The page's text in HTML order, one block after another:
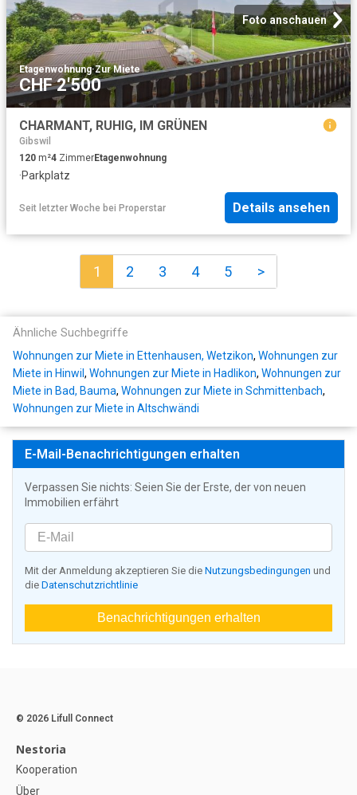
Foto anschauen
Etagenwohnung·Zur Miete
CHF 2'500
CHARMANT, RUHIG, IM GRÜNEN
Gibswil
120 m²4 ZimmerEtagenwohnung
·Parkplatz
Seit letzter Woche bei Properstar Details ansehen
1 2 3 4 5 >
Ähnliche Suchbegriffe
Wohnungen zur Miete in Ettenhausen, Wetzikon, Wohnungen zur
Miete in Hinwil , Wohnungen zur Miete in Hadlikon, Wohnungen zur
Miete in Bad, Bauma, Wohnungen zur Miete in Schmittenbach,
Wohnungen zur Miete in Altschwändi
E-Mail-Benachrichtigungen erhalten
Verpassen Sie nichts: Seien Sie der Erste, der von neuen
Immobilien erfährt
Mit der Anmeldung akzeptieren Sie die Nutzungsbedingungen und
die Datenschutzrichtlinie
Benachrichtigungen erhalten
© 2026 Lifull Connect
Nestoria
Kooperation
Über